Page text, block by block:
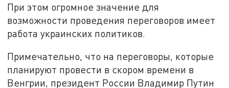
При этом огромное значение для
возможности проведения переговоров имеет
работа украинских политиков.
Примечательно, что на переговоры, которые
планируют провести в скором времени в
Венгрии, президент России Владимир Путин